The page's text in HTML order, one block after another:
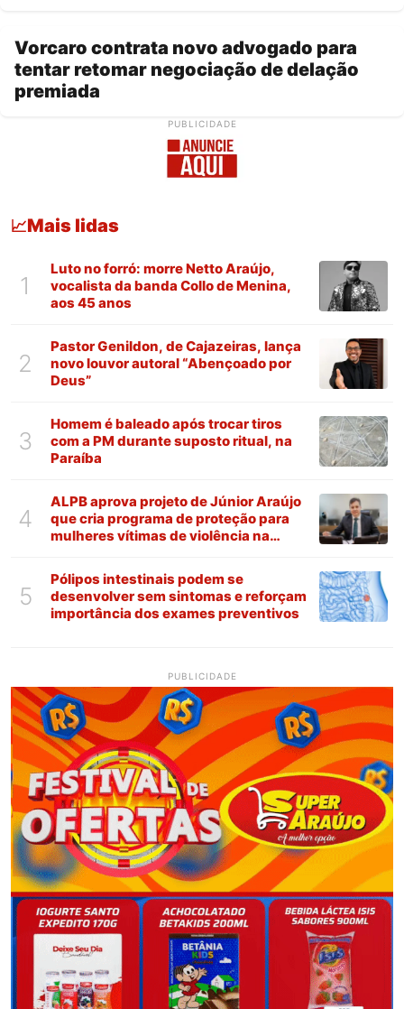
Vorcaro contrata novo advogado para
tentar retomar negociação de delação
premiada
PUBLICIDADE
📈Mais lidas
1
Luto no forró: morre Netto Araújo,
vocalista da banda Collo de Menina,
aos 45 anos
2
Pastor Genildon, de Cajazeiras, lança
novo louvor autoral “Abençoado por
Deus”
3
Homem é baleado após trocar tiros
com a PM durante suposto ritual, na
Paraíba
4
ALPB aprova projeto de Júnior Araújo
que cria programa de proteção para
mulheres vítimas de violência na
5
Pólipos intestinais podem se
desenvolver sem sintomas e reforçam
importância dos exames preventivos
PUBLICIDADE